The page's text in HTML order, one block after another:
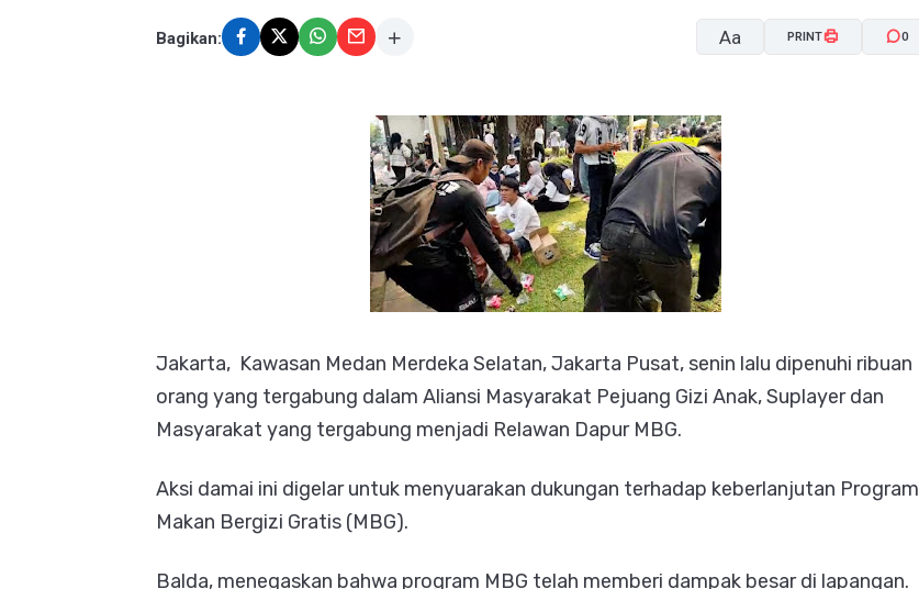
Bagikan: Aa PRINT 0
Jakarta, Kawasan Medan Merdeka Selatan, Jakarta Pusat, senin lalu dipenuhi ribuan
orang yang tergabung dalam Aliansi Masyarakat Pejuang Gizi Anak, Suplayer dan
Masyarakat yang tergabung menjadi Relawan Dapur MBG.
Aksi damai ini digelar untuk menyuarakan dukungan terhadap keberlanjutan Program
Makan Bergizi Gratis (MBG).
Balda, menegaskan bahwa program MBG telah memberi dampak besar di lapangan.